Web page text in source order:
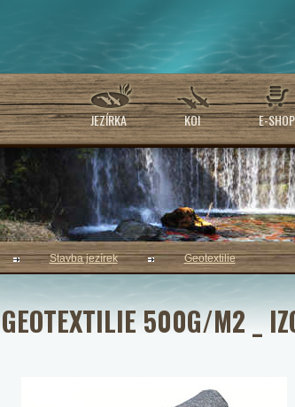
JEZÍRKA KOI E-SHOP
Stavba jezírek Geotextilie
GEOTEXTILIE 500G/M2 _